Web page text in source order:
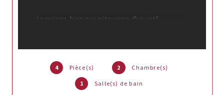
4 Pièce(s) 2 Chambre(s)
1 Salle(s) de bain
La maison, bien que mitoyenne d'un coté,
privatif de 1392 m2 entourant complètement la
Un atelier et une chaufferie complétent